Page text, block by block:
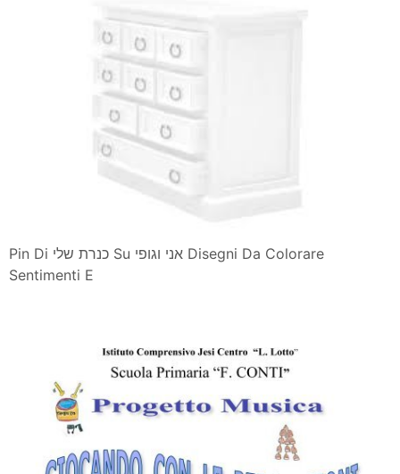
Pin Di כנרת שלי Su אני וגופי Disegni Da Colorare
Sentimenti E